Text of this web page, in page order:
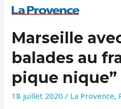
Marseille
balades au
pique nique”
18 juillet 2020 / La Provence,